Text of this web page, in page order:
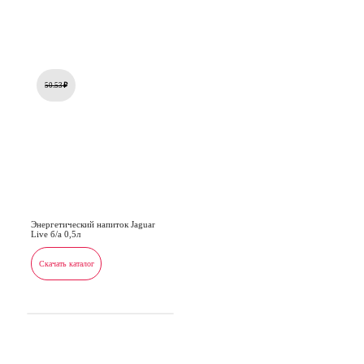
50.53₽
Энергетический напиток Jaguar
Live б/а 0,5л
Скачать каталог